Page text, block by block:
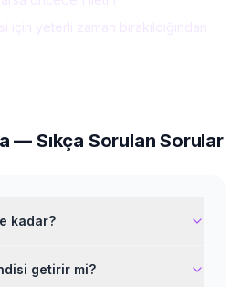
— Sıkça Sorulan Sorular
kadar?
getirir mi?